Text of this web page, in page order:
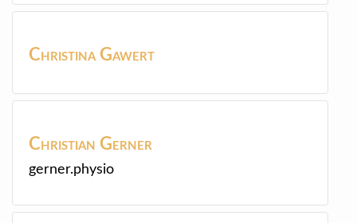
Christina Gawert
Christian Gerner
gerner.physio